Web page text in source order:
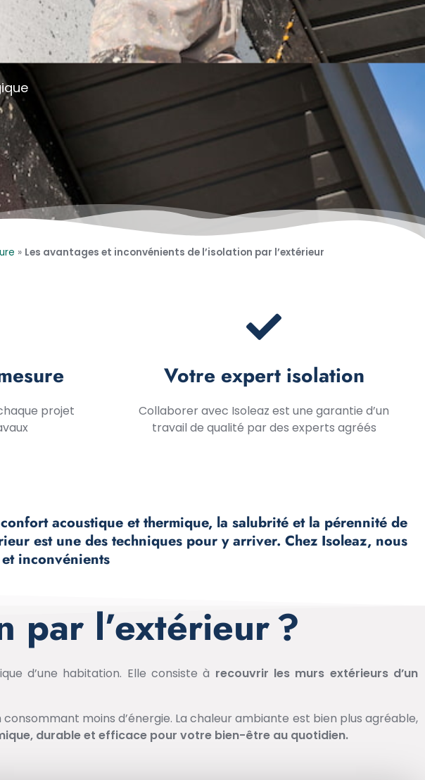
» Les avantages et inconvénients de l’isolation par l’extérieur
projet
Votre expert isolation
Collaborer avec Isoleaz est une garantie d’un
travail de qualité par des experts agréés
acoustique et thermique, la salubrité et la pérennité de
est une des techniques pour y arriver. Chez Isoleaz, nous
inconvénients
par l’extérieur ?
d’une habitation. Elle consiste à recouvrir les murs extérieurs d’un
moins d’énergie. La chaleur ambiante est bien plus agréable,
durable et efficace pour votre bien-être au quotidien.